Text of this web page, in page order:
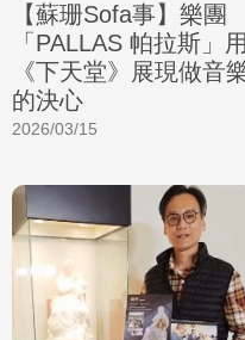
【蘇珊Sofa事】樂團
「PALLAS 帕拉斯」用
《下天堂》展現做音
的決心
2026/03/15